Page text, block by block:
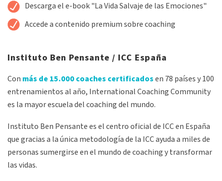
Alternative:
Descarga el e-book "La Vida Salvaje de las Emociones"
Accede a contenido premium sobre coaching
Instituto Ben Pensante / ICC España
Con más de 15.000 coaches certificadosen 78 países y 100
entrenamientos al año, International Coaching Community
es la mayor escuela del coaching del mundo.
Instituto Ben Pensante es el centro oficial de ICC en España
que gracias a la única metodología de la ICC ayuda a miles de
personas sumergirse en el mundo de coaching y transformar
las vidas.